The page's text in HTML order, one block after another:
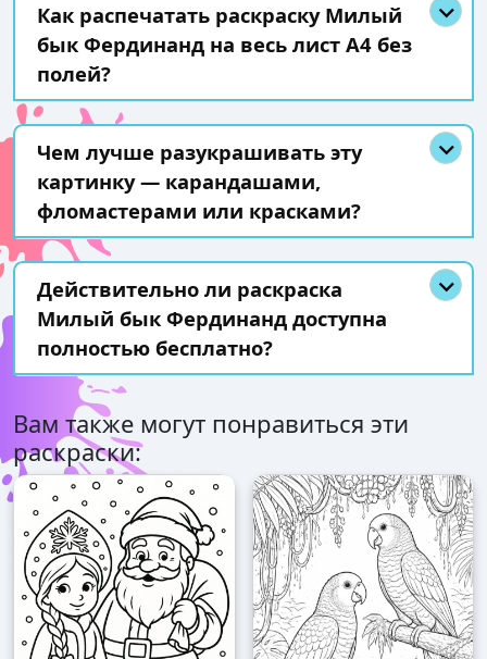
Как распечатать раскраску Милый
бык Фердинанд на весь лист А4 без
полей?
Чем лучше разукрашивать эту
картинку — карандашами,
фломастерами или красками?
Действительно ли раскраска
Милый бык Фердинанд доступна
полностью бесплатно?
Вам также могут понравиться эти
раскраски: